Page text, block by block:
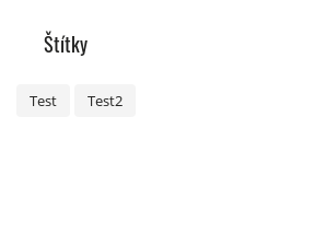
Štítky
Test Test2